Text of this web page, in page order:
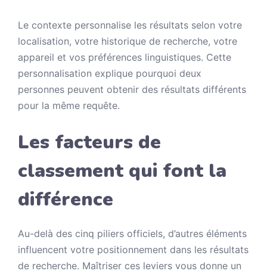
Le contexte personnalise les résultats selon votre
localisation, votre historique de recherche, votre
appareil et vos préférences linguistiques. Cette
personnalisation explique pourquoi deux
personnes peuvent obtenir des résultats différents
pour la même requête.
Les facteurs de
classement qui font la
différence
Au-delà des cinq piliers officiels, d’autres éléments
influencent votre positionnement dans les résultats
de recherche. Maîtriser ces leviers vous donne un